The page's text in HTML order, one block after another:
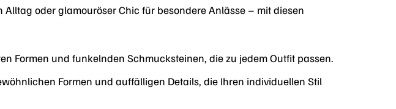
oder glamouröser Chic für besondere Anlässe – mit diesen
Formen und funkelnden Schmucksteinen, die zu jedem Outfit passen.
Formen und auffälligen Details, die Ihren individuellen Stil